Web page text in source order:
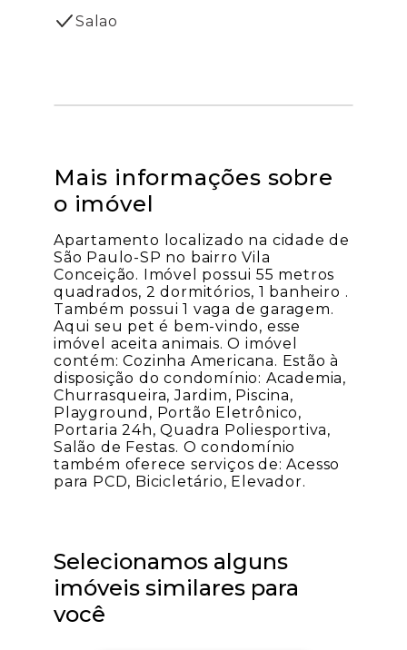
Salao
Mais informações sobre
o imóvel
Apartamento localizado na cidade de
São Paulo-SP no bairro Vila
Conceição. Imóvel possui 55 metros
quadrados, 2 dormitórios, 1 banheiro .
Também possui 1 vaga de garagem.
Aqui seu pet é bem-vindo, esse
imóvel aceita animais. O imóvel
contém: Cozinha Americana. Estão à
disposição do condomínio: Academia,
Churrasqueira, Jardim, Piscina,
Playground, Portão Eletrônico,
Portaria 24h, Quadra Poliesportiva,
Salão de Festas. O condomínio
também oferece serviços de: Acesso
para PCD, Bicicletário, Elevador.
Selecionamos alguns
imóveis similares para
você